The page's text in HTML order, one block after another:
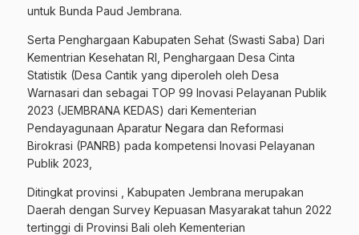
untuk Bunda Paud Jembrana.
Serta Penghargaan Kabupaten Sehat (Swasti Saba) Dari
Kementrian Kesehatan RI, Penghargaan Desa Cinta
Statistik (Desa Cantik yang diperoleh oleh Desa
Warnasari dan sebagai TOP 99 Inovasi Pelayanan Publik
2023 (JEMBRANA KEDAS) dari Kementerian
Pendayagunaan Aparatur Negara dan Reformasi
Birokrasi (PANRB) pada kompetensi Inovasi Pelayanan
Publik 2023,
Ditingkat provinsi , Kabupaten Jembrana merupakan
Daerah dengan Survey Kepuasan Masyarakat tahun 2022
tertinggi di Provinsi Bali oleh Kementerian